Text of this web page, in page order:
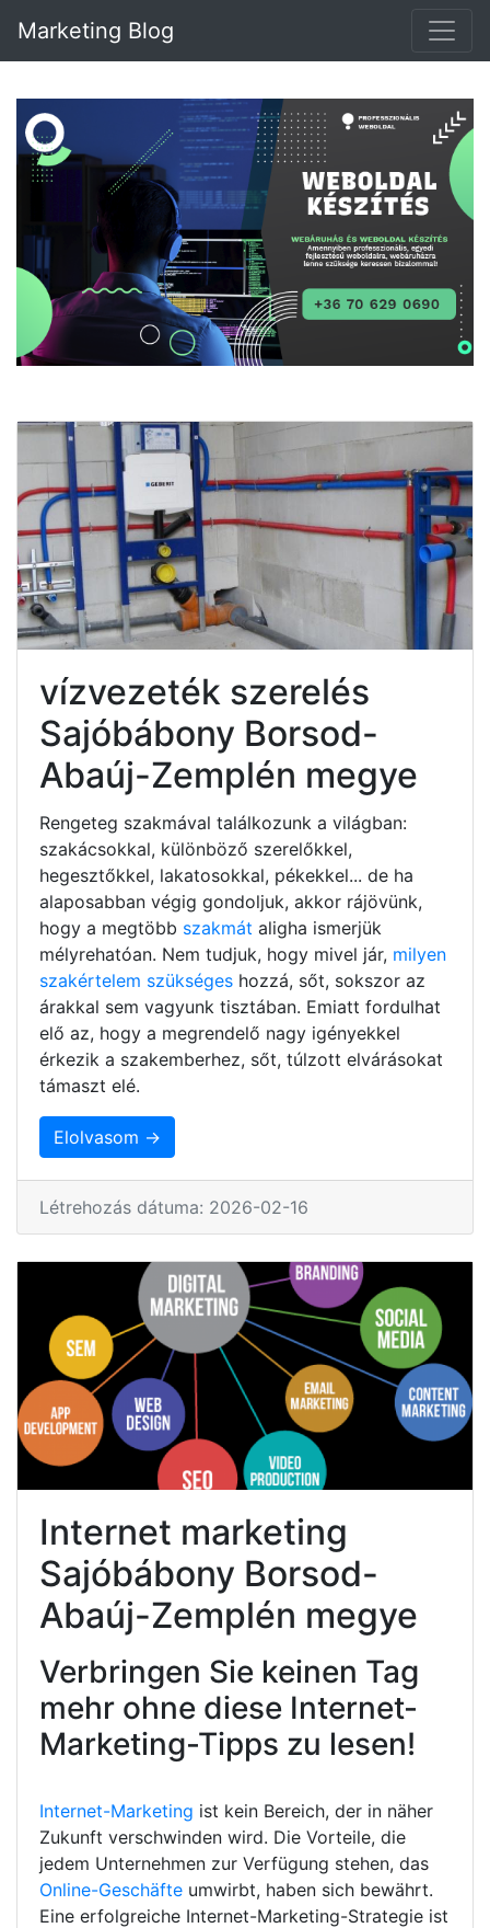
Marketing Blog
vízvezeték szerelés
Sajóbábony Borsod-
Abaúj-Zemplén megye
Rengeteg szakmával találkozunk a világban:
szakácsokkal, különböző szerelőkkel,
hegesztőkkel, lakatosokkal, pékekkel... de ha
alaposabban végig gondoljuk, akkor rájövünk,
hogy a megtöbb szakmát aligha ismerjük
mélyrehatóan. Nem tudjuk, hogy mivel jár, milyen
szakértelem szükséges hozzá, sőt, sokszor az
árakkal sem vagyunk tisztában. Emiatt fordulhat
elő az, hogy a megrendelő nagy igényekkel
érkezik a szakemberhez, sőt, túlzott elvárásokat
támaszt elé.
Elolvasom →
Létrehozás dátuma: 2026-02-16
Internet marketing
Sajóbábony Borsod-
Abaúj-Zemplén megye
Verbringen Sie keinen Tag
mehr ohne diese Internet-
Marketing-Tipps zu lesen!
Internet-Marketing ist kein Bereich, der in näher
Zukunft verschwinden wird. Die Vorteile, die
jedem Unternehmen zur Verfügung stehen, das
Online-Geschäfte umwirbt, haben sich bewährt.
Eine erfolgreiche Internet-Marketing-Strategie ist